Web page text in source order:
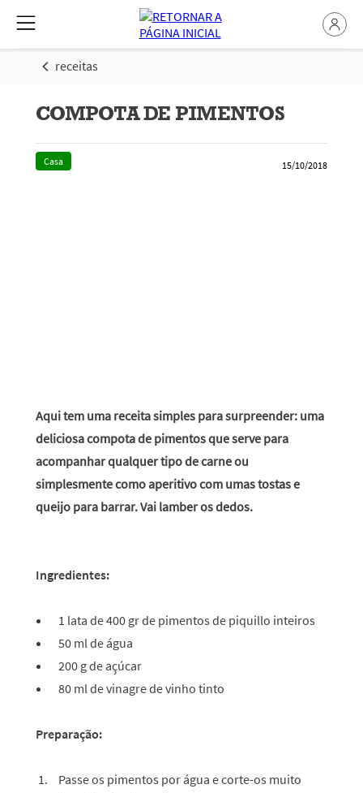
receitas
COMPOTA DE PIMENTOS
Casa 15/10/2018
Aqui tem uma receita simples para surpreender: uma
deliciosa compota de pimentos que serve para
acompanhar qualquer tipo de carne ou
simplesmente como aperitivo com umas tostas e
queijo para barrar. Vai lamber os dedos.
Ingredientes:
1 lata de 400 gr de pimentos de piquillo inteiros
50 ml de água
200 g de açúcar
80 ml de vinagre de vinho tinto
Preparação:
Passe os pimentos por água e corte-os muito